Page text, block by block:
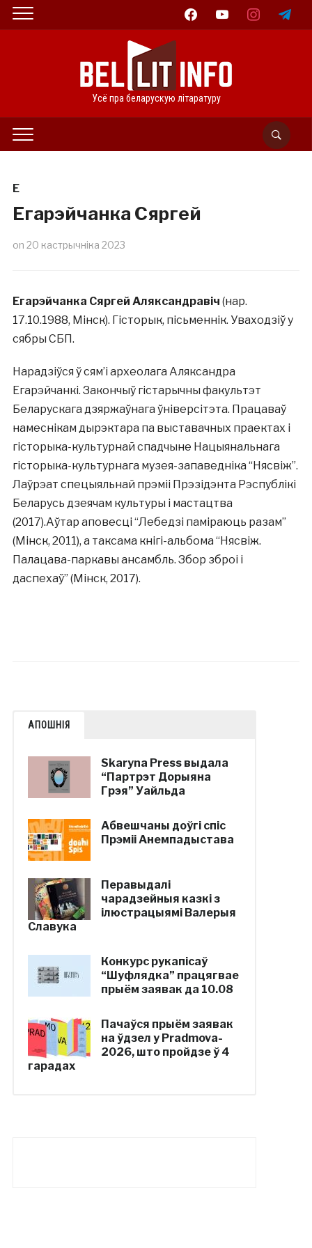
facebookyoutube instagramtelegram
Усё пра беларускую літаратуру
Е
Егарэйчанка Сяргей
on 20 кастрычніка 2023
Егарэйчанка Сяргей Аляксандравіч (нар.
17.10.1988, Мінск). Гісторык, пісьменнік. Уваходзіў у
сябры СБП.
Нарадзіўся ў сям’і археолага Аляксандра
Егарэйчанкі. Закончыў гістарычны факультэт
Беларускага дзяржаўнага ўніверсітэта. Працаваў
намеснікам дырэктара па выставачных праектах і
гісторыка-культурнай спадчыне Нацыянальнага
гісторыка-культурнага музея-запаведніка “Нясвіж”.
Лаўрэат спецыяльнай прэміі Прэзідэнта Рэспублікі
Беларусь дзеячам культуры i мастацтва
(2017).Аўтар аповесці “Лебедзі паміраюць разам”
(Мінск, 2011), а таксама кнігі-альбома “Нясвіж.
Палацава-паркавы ансамбль. Збор зброі і
даспехаў” (Мінск, 2017).
АПОШНІЯ
Skaryna Press выдала
“Партрэт Дорыяна
Грэя” Уайльда
Абвешчаны доўгі спіс
Прэміі Анемпадыстава
Перавыдалі
чарадзейныя казкі з
ілюстрацыямі Валерыя
Славука
Конкурс рукапісаў
“Шуфлядка” працягвае
прыём заявак да 10.08
Пачаўся прыём заявак
на ўдзел у Pradmova-
2026, што пройдзе ў 4
гарадах